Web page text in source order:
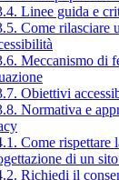
Linee guida e
Come rilasciare
Meccanismo di
Obiettivi
Normativa e
Come rispettare
di un
Richiedi il